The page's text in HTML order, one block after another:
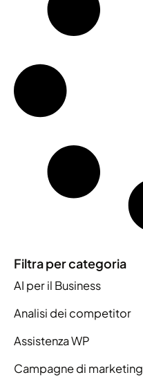
Filtra per categoria
AI per il Business
Analisi dei competitor
Assistenza WP
Campagne di marketing